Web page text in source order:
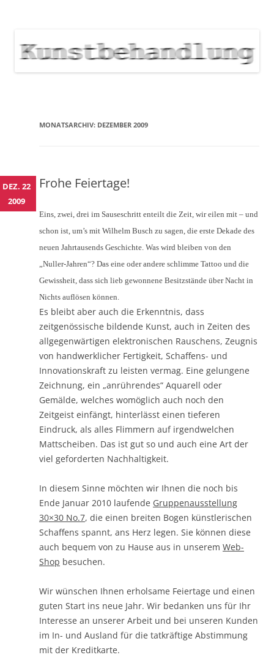
NEWS
MONATSARCHIV: DEZEMBER 2009
Frohe Feiertage!
Eins, zwei, drei im Sauseschritt enteilt die Zeit, wir eilen mit – und
schon ist, um’s mit Wilhelm Busch zu sagen, die erste Dekade des
neuen Jahrtausends Geschichte. Was wird bleiben von den
„Nuller-Jahren“? Das eine oder andere schlimme Tattoo und die
Gewissheit, dass sich lieb gewonnene Besitzstände über Nacht in
Nichts auflösen können.
Es bleibt aber auch die Erkenntnis, dass
zeitgenössische bildende Kunst, auch in Zeiten des
allgegenwärtigen elektronischen Rauschens, Zeugnis
von handwerklicher Fertigkeit, Schaffens- und
Innovationskraft zu leisten vermag. Eine gelungene
Zeichnung, ein „anrührendes“ Aquarell oder
Gemälde, welches womöglich auch noch den
Zeitgeist einfängt, hinterlässt einen tieferen
Eindruck, als alles Flimmern auf irgendwelchen
Mattscheiben. Das ist gut so und auch eine Art der
viel geforderten Nachhaltigkeit.
In diesem Sinne möchten wir Ihnen die noch bis
Ende Januar 2010 laufende Gruppenausstellung
30×30 No.7, die einen breiten Bogen künstlerischen
Schaffens spannt, ans Herz legen. Sie können diese
auch bequem von zu Hause aus in unserem Web-
Shop besuchen.
Wir wünschen Ihnen erholsame Feiertage und einen
guten Start ins neue Jahr. Wir bedanken uns für Ihr
Interesse an unserer Arbeit und bei unseren Kunden
im In- und Ausland für die tatkräftige Abstimmung
mit der Kreditkarte.
DEZ. 22
2009